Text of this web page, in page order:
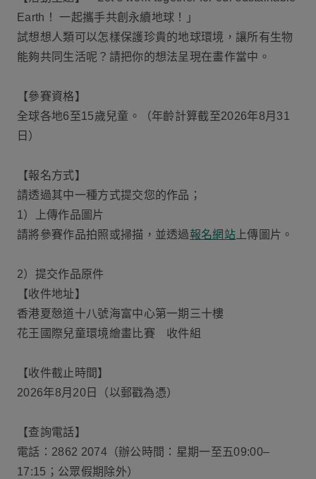
Earth！ 一起攜手共創永續地球！」
試想想人類可以怎樣保護珍貴的地球環境，讓所有生物
能夠共同生活呢？請把你的想法呈現在畫作當中。
【參賽資格】
全球各地6至15歲兒童。（年齡計算截至2026年8月31
日）
【報名方式】
請透過其中一種方式提交您的作品；
1）上傳作品圖片
請將參賽作品拍照或掃描，並透過報名網站 上傳圖片。
2）提交作品原件
【收件地址】
香港夏慤道十八號海富中心第一期三十樓
花王國際兒童環境繪畫比賽 收件組
【收件截止時間】
2026年8月20日（以郵戳為憑）
【查詢電話】
電話：2862 2074（辦公時間：星期一至五09:00–
17:15；公眾假期除外）